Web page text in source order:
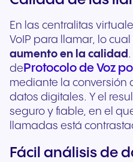
En las centralitas
VoIP para llamar, lo
aumento en la calidad
de Protocolo de Voz
mediante la conversión
datos digitales. Y el
seguro y fiable, en el
llamadas está
Fácil análisis de